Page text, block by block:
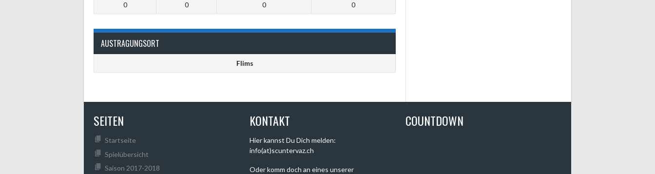
0 0 0 0
AUSTRAGUNGSORT
Flims
SEITEN
Startseite
Spielübersicht
Saison 2017-2018
KONTAKT
Hier kannst Du Dich melden:
info(at)scuntervaz.ch
Oder komm doch an eines unserer
COUNTDOWN